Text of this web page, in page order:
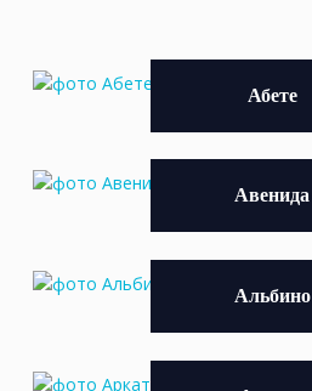
Абете
Авенида
Альбино